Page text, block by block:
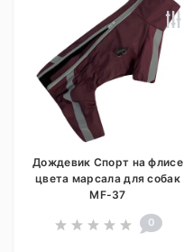
Дождевик Спорт на флисе
цвета марсала для собак
MF-37
0